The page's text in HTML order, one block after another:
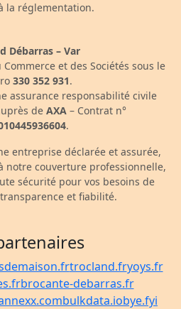
la réglementation.
Débarras – Var
et des Sociétés sous le
330 352 931.
assurance responsabilité civile
de AXA– Contrat n°
.
entreprise déclarée et assurée,
notre couverture professionnelle,
sécurité pour vos besoins de
et fiabilité.
trocland.fryoys.fr
brocante-debarras.fr
bulkdata.iobye.fyi